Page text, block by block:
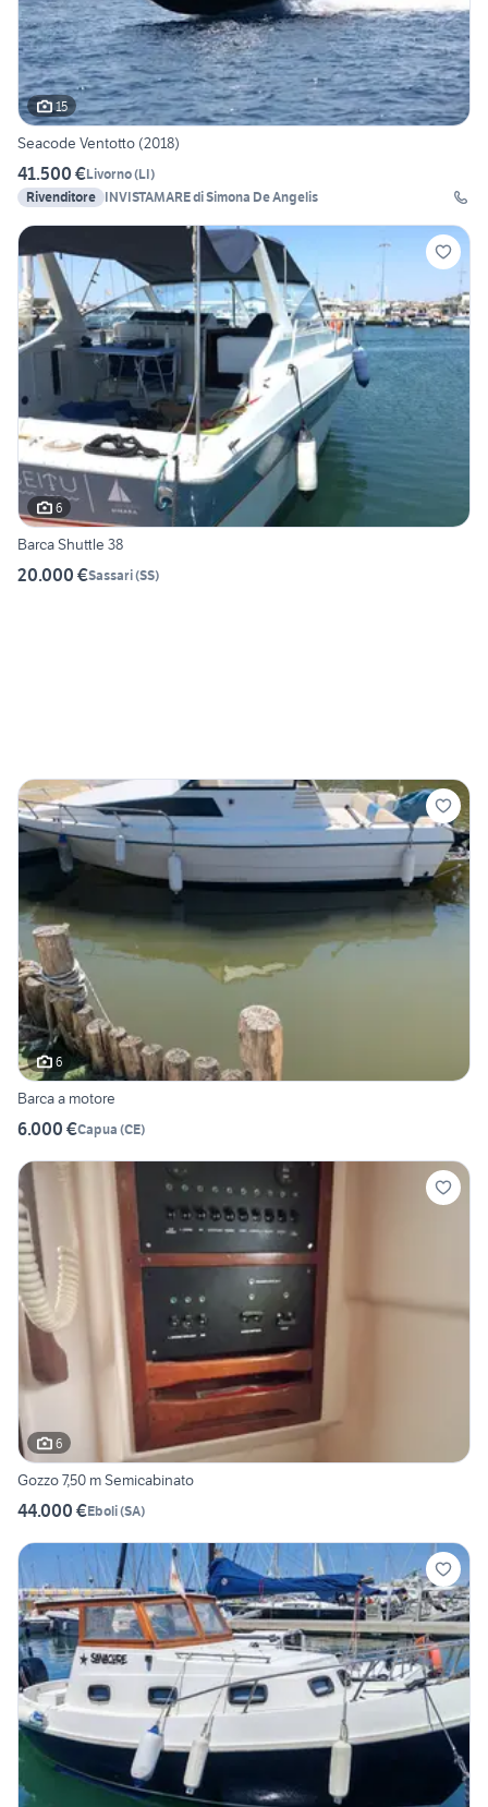
15
Seacode Ventotto (2018)
41.500 €Livorno(LI)
Rivenditore INVISTAMARE di Simona De Angelis
6
Barca Shuttle 38
20.000 €Sassari(SS)
6
Barca a motore
6.000 €Capua (CE)
6
Gozzo 7,50 m Semicabinato
44.000 €Eboli(SA)